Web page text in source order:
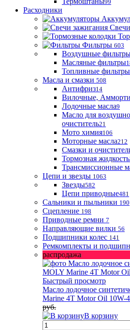
99
Расходники
Фильтры 603
Воздушные
Масляные фильтры
Топливные фильтры
Масла и смазки 508
Антифриз14
Вилочные,
Лодочные масла9
Масло для
очиститель21
Мото химия106
Моторные масла212
Смазки и
Тормозная жидкость
Трансмиссионные
Цепи и звезды 1063
Звезды582
Цепи приводные481
Сальники и пыльники 190
Сцепление 198
Приводные ремни 7
Направляющие вилки 56
Подшипники колес 141
Ремкомплекты и
распродажа
Быстрый просмотр
Масло лодочное
Marine 4T Motor Oil 10W-
руб.
В корзину